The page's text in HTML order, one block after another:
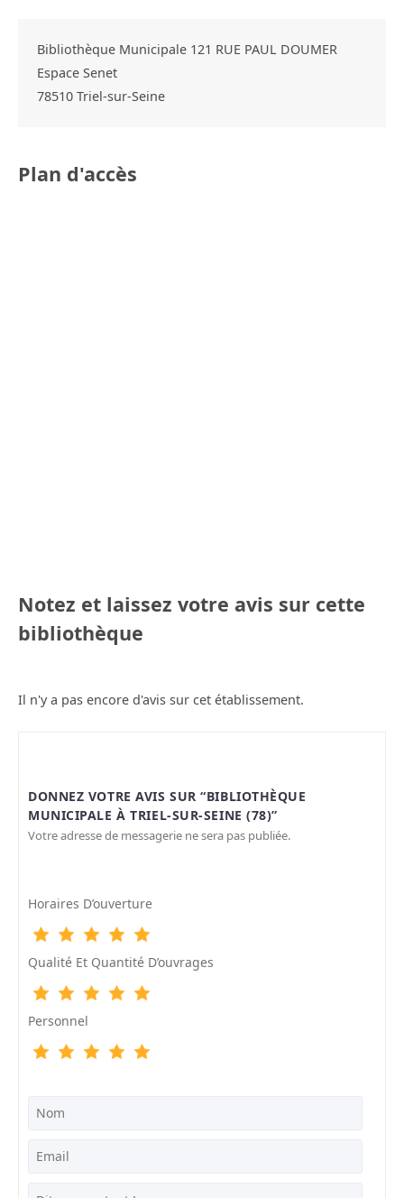
Bibliothèque Municipale 121 RUE PAUL DOUMER
Espace Senet
78510 Triel-sur-Seine
Plan d'accès
Notez et laissez votre avis sur cette
bibliothèque
Il n'y a pas encore d'avis sur cet établissement.
DONNEZ VOTRE AVIS SUR “BIBLIOTHÈQUE
MUNICIPALE À TRIEL-SUR-SEINE (78)”
Votre adresse de messagerie ne sera pas publiée.
Horaires D’ouverture
Qualité Et Quantité D’ouvrages
Personnel